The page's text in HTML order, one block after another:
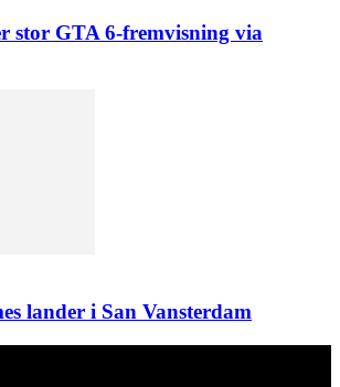
stor GTA 6-fremvisning via
lander i San Vansterdam